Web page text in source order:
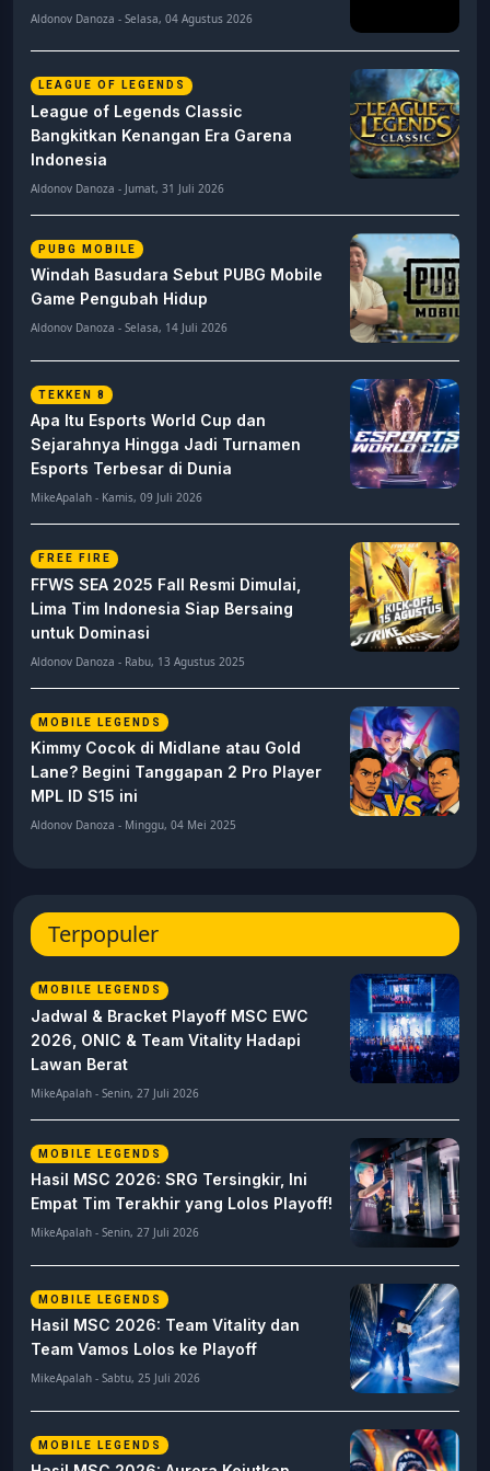
Aldonov Danoza - Selasa, 04 Agustus 2026
LEAGUE OF LEGENDS
League of Legends Classic
Bangkitkan Kenangan Era Garena
Indonesia
Aldonov Danoza - Jumat, 31 Juli 2026
PUBG MOBILE
Windah Basudara Sebut PUBG Mobile
Game Pengubah Hidup
Aldonov Danoza - Selasa, 14 Juli 2026
TEKKEN 8
Apa Itu Esports World Cup dan
Sejarahnya Hingga Jadi Turnamen
Esports Terbesar di Dunia
MikeApalah - Kamis, 09 Juli 2026
FREE FIRE
FFWS SEA 2025 Fall Resmi Dimulai,
Lima Tim Indonesia Siap Bersaing
untuk Dominasi
Aldonov Danoza - Rabu, 13 Agustus 2025
MOBILE LEGENDS
Kimmy Cocok di Midlane atau Gold
Lane? Begini Tanggapan 2 Pro Player
MPL ID S15 ini
Aldonov Danoza - Minggu, 04 Mei 2025
Terpopuler
MOBILE LEGENDS
Jadwal & Bracket Playoff MSC EWC
2026, ONIC & Team Vitality Hadapi
Lawan Berat
MikeApalah - Senin, 27 Juli 2026
MOBILE LEGENDS
Hasil MSC 2026: SRG Tersingkir, Ini
Empat Tim Terakhir yang Lolos Playoff!
MikeApalah - Senin, 27 Juli 2026
MOBILE LEGENDS
Hasil MSC 2026: Team Vitality dan
Team Vamos Lolos ke Playoff
MikeApalah - Sabtu, 25 Juli 2026
MOBILE LEGENDS